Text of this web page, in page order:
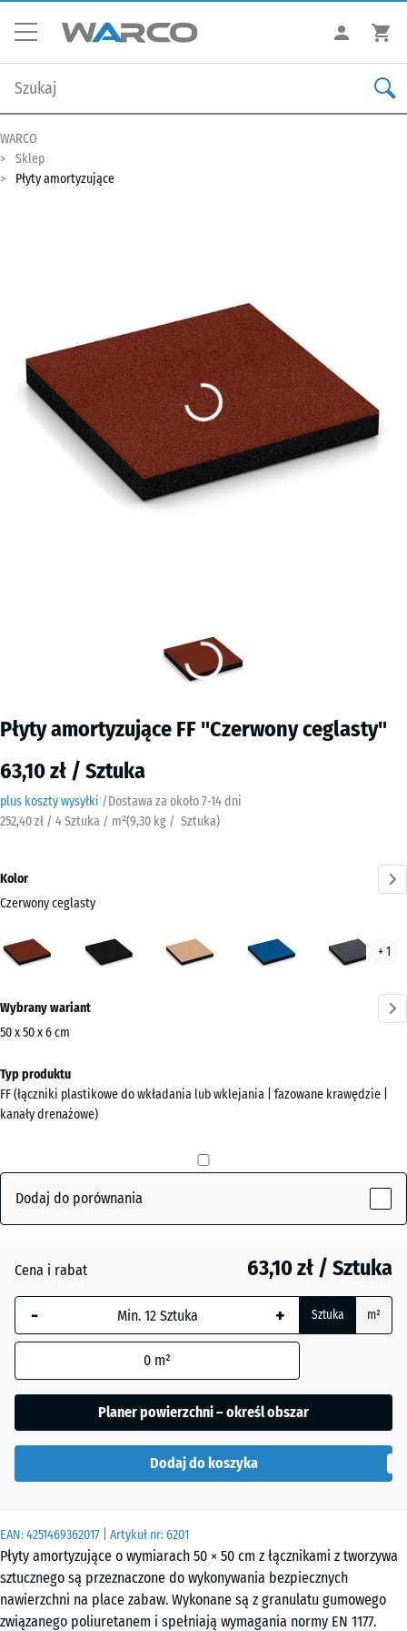
WARCO
Sklep
Płyty amortyzujące
Płyty amortyzujące FF "Czerwony ceglasty"
63,10 zł / Sztuka
plus koszty wysyłki /Dostawa za około7-14 dni
252,40 zł / 4 Sztuka / m²(9,30 kg / Sztuka)
EAN:4251469362017 | Artykuł nr:6201
Płyty amortyzujące o wymiarach 50 × 50 cm z łącznikami z tworzywa
sztucznego są przeznaczone do wykonywania bezpiecznych
nawierzchni na place zabaw. Wykonane są z granulatu gumowego
związanego poliuretanem i spełniają wymagania normy EN 1177.
Kolor
Czerwony ceglasty
ceglasty
piaskowy
nieba
+ 1
informacji
o
Pokaż
paletę
Czerwony
ceglasty(active)
Antracyt
+ 13,20 zł
+ 11,00 zł
łupkowy
Zielony
trawiasty
+ 4,50 zł
Wybrany wariant
50 x 50 x 6 cm
do
wysyłki
500
Wybrany,
niebiesko
obramowany
wymiar jest
obliczenia
zapotrzebowania
(chyba że w
danych produktu
50
x
50
x 6
cm
Typ produktu
FF (łączniki plastikowe do wkładania lub wklejania | fazowane krawędzie |
kanały drenażowe)
Dodaj do porównania
Cena i rabat 63,10 zł / Sztuka
- + Sztuka m²
0 m²
Planer powierzchni – określ obszar
Dodaj do koszyka